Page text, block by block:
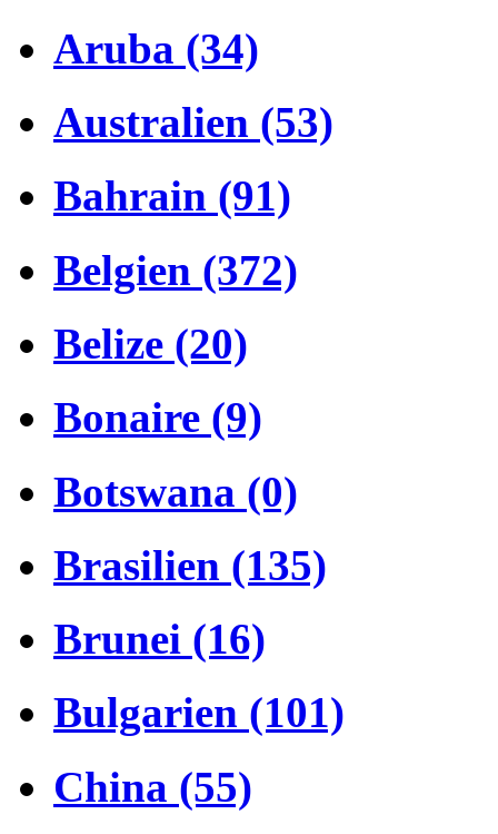
Aruba (34)
Australien (53)
Bahrain (91)
Belgien (372)
Belize (20)
Bonaire (9)
Botswana (0)
Brasilien (135)
Brunei (16)
Bulgarien (101)
China (55)